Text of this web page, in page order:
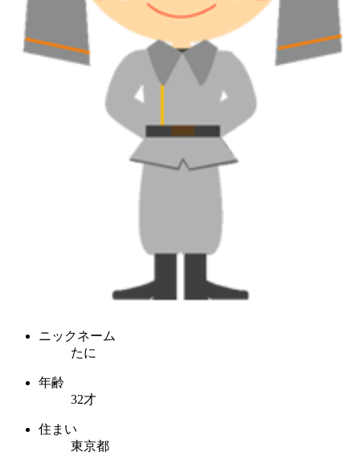
ニックネーム
たに
年齢
32才
住まい
東京都